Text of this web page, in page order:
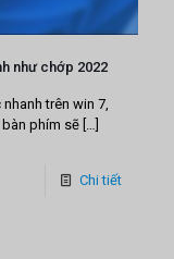
như chớp 2022
trên win 7,
bàn phím sẽ
Chi tiết